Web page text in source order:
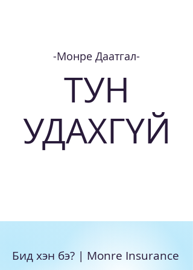
-Монре Даатгал-
ТУН
УДАХГҮЙ
Бид хэн бэ? | Monre Insurance